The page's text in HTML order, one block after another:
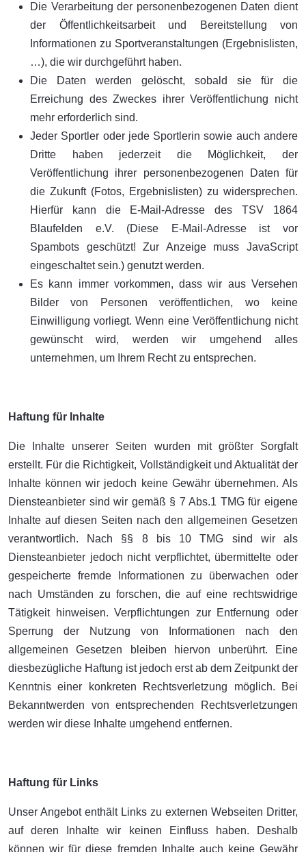
Die Verarbeitung der personenbezogenen Daten dient
der Öffentlichkeitsarbeit und Bereitstellung von
Informationen zu Sportveranstaltungen (Ergebnislisten,
…), die wir durchgeführt haben.
Die Daten werden gelöscht, sobald sie für die
Erreichung des Zweckes ihrer Veröffentlichung nicht
mehr erforderlich sind.
Jeder Sportler oder jede Sportlerin sowie auch andere
Dritte haben jederzeit die Möglichkeit, der
Veröffentlichung ihrer personenbezogenen Daten für
die Zukunft (Fotos, Ergebnislisten) zu widersprechen.
Hierfür kann die E-Mail-Adresse des TSV 1864
Blaufelden e.V. (Diese E-Mail-Adresse ist vor
Spambots geschützt! Zur Anzeige muss JavaScript
eingeschaltet sein.) genutzt werden.
Es kann immer vorkommen, dass wir aus Versehen
Bilder von Personen veröffentlichen, wo keine
Einwilligung vorliegt. Wenn eine Veröffentlichung nicht
gewünscht wird, werden wir umgehend alles
unternehmen, um Ihrem Recht zu entsprechen.
Haftung für Inhalte
Die Inhalte unserer Seiten wurden mit größter Sorgfalt
erstellt. Für die Richtigkeit, Vollständigkeit und Aktualität der
Inhalte können wir jedoch keine Gewähr übernehmen. Als
Diensteanbieter sind wir gemäß § 7 Abs.1 TMG für eigene
Inhalte auf diesen Seiten nach den allgemeinen Gesetzen
verantwortlich. Nach §§ 8 bis 10 TMG sind wir als
Diensteanbieter jedoch nicht verpflichtet, übermittelte oder
gespeicherte fremde Informationen zu überwachen oder
nach Umständen zu forschen, die auf eine rechtswidrige
Tätigkeit hinweisen. Verpflichtungen zur Entfernung oder
Sperrung der Nutzung von Informationen nach den
allgemeinen Gesetzen bleiben hiervon unberührt. Eine
diesbezügliche Haftung ist jedoch erst ab dem Zeitpunkt der
Kenntnis einer konkreten Rechtsverletzung möglich. Bei
Bekanntwerden von entsprechenden Rechtsverletzungen
werden wir diese Inhalte umgehend entfernen.
Haftung für Links
Unser Angebot enthält Links zu externen Webseiten Dritter,
auf deren Inhalte wir keinen Einfluss haben. Deshalb
können wir für diese fremden Inhalte auch keine Gewähr